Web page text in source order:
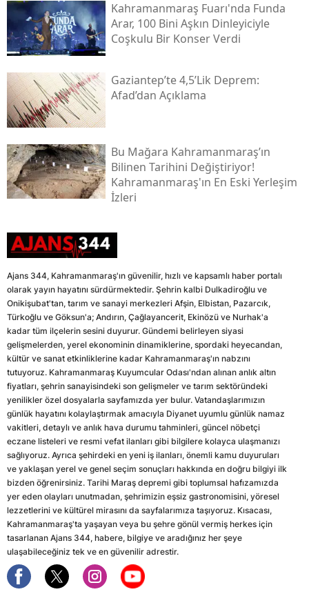
Kahramanmaraş Fuarı'nda Funda
Arar, 100 Bini Aşkın Dinleyiciyle
Coşkulu Bir Konser Verdi
Gaziantep’te 4,5’lik Deprem:
Afad’dan Açıklama
Bu Mağara Kahramanmaraş’ın
Bilinen Tarihini Değiştiriyor!
Kahramanmaraş'ın En Eski Yerleşim
İzleri
Ajans 344, Kahramanmaraş'ın güvenilir, hızlı ve kapsamlı haber portalı
olarak yayın hayatını sürdürmektedir. Şehrin kalbi Dulkadiroğlu ve
Onikişubat'tan, tarım ve sanayi merkezleri Afşin, Elbistan, Pazarcık,
Türkoğlu ve Göksun'a; Andırın, Çağlayancerit, Ekinözü ve Nurhak'a
kadar tüm ilçelerin sesini duyurur. Gündemi belirleyen siyasi
gelişmelerden, yerel ekonominin dinamiklerine, spordaki heyecandan,
kültür ve sanat etkinliklerine kadar Kahramanmaraş'ın nabzını
tutuyoruz. Kahramanmaraş Kuyumcular Odası'ndan alınan anlık altın
fiyatları, şehrin sanayisindeki son gelişmeler ve tarım sektöründeki
yenilikler özel dosyalarla sayfamızda yer bulur. Vatandaşlarımızın
günlük hayatını kolaylaştırmak amacıyla Diyanet uyumlu günlük namaz
vakitleri, detaylı ve anlık hava durumu tahminleri, güncel nöbetçi
eczane listeleri ve resmi vefat ilanları gibi bilgilere kolayca ulaşmanızı
sağlıyoruz. Ayrıca şehirdeki en yeni iş ilanları, önemli kamu duyuruları
ve yaklaşan yerel ve genel seçim sonuçları hakkında en doğru bilgiyi ilk
bizden öğrenirsiniz. Tarihi Maraş depremi gibi toplumsal hafızamızda
yer eden olayları unutmadan, şehrimizin eşsiz gastronomisini, yöresel
lezzetlerini ve kültürel mirasını da sayfalarımıza taşıyoruz. Kısacası,
Kahramanmaraş'ta yaşayan veya bu şehre gönül vermiş herkes için
tasarlanan Ajans 344, habere, bilgiye ve aradığınız her şeye
ulaşabileceğiniz tek ve en güvenilir adrestir.